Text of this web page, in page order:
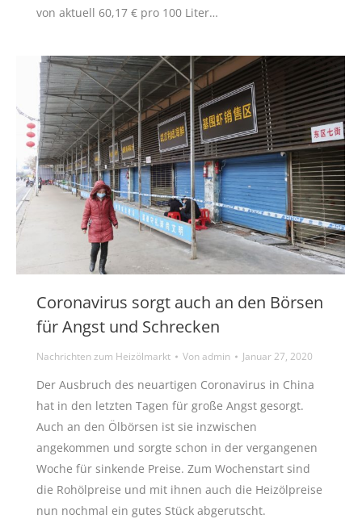
von aktuell 60,17 € pro 100 Liter…
Coronavirus sorgt auch an den Börsen
für Angst und Schrecken
Nachrichten zum Heizölmarkt Vonadmin Januar 27, 2020
Der Ausbruch des neuartigen Coronavirus in China
hat in den letzten Tagen für große Angst gesorgt.
Auch an den Ölbörsen ist sie inzwischen
angekommen und sorgte schon in der vergangenen
Woche für sinkende Preise. Zum Wochenstart sind
die Rohölpreise und mit ihnen auch die Heizölpreise
nun nochmal ein gutes Stück abgerutscht.